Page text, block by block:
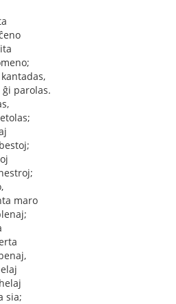
parolas.
maro
sia;